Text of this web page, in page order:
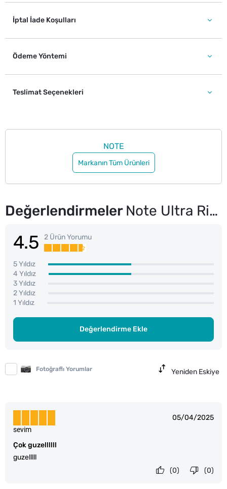
İptal İade Koşulları
Ödeme Yöntemi
Teslimat Seçenekleri
NOTE
Markanın Tüm Ürünleri
Değerlendirmeler Note Ultra Rich Color Dudak Kalemi No: 12 Coral Red
4.5 2 Ürün Yorumu
5 Yıldız
4 Yıldız
3 Yıldız
2 Yıldız
1 Yıldız
Değerlendirme Ekle
Fotoğraflı Yorumlar Yeniden Eskiye
05/04/2025
Çok guzellllll
guzelllll
sevim
(0)
(0)